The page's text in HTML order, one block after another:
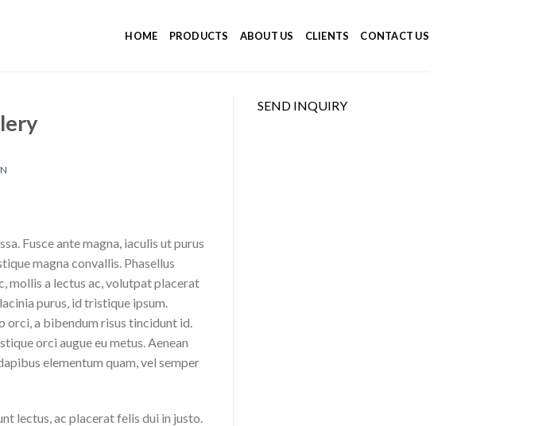
HOME PRODUCTS ABOUT US CLIENTS CONTACT US
Fusce ante magna, iaculis ut purus
magna convallis. Phasellus
mollis a lectus ac, volutpat placerat
purus, id tristique ipsum.
orci, a bibendum risus tincidunt id.
orci augue eu metus. Aenean
elementum quam, vel semper
lectus, ac placerat felis dui in justo.
SEND INQUIRY